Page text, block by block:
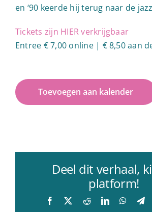
en ‘90 keerde hij terug naar de
Tickets zijn HIER verkrijgbaar
Entree € 7,00 online | € 8,50 aan
Toevoegen aan kalender
Deel dit verhaal,
platform!
Facebook RedditLinkedIn